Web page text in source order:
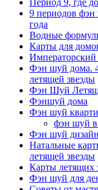
9 периодов фэн
года
Водные
Карты для
Фэн шуй дома.
летящей звезды
Фэн Шуй
Фэншуй дома
Фэн шуй
фэн шуй в
Фэн шуй
Натальные
летящей звезды
Карты летящих
Фэн шуй для